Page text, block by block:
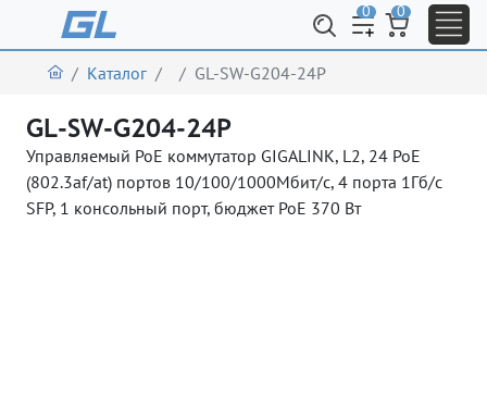
0 0
Каталог GL-SW-G204-24P
GL-SW-G204-24P
Управляемый PoE коммутатор GIGALINK, L2, 24 PoE
(802.3af/at) портов 10/100/1000Мбит/с, 4 порта 1Гб/с
SFP, 1 консольный порт, бюджет PoE 370 Вт